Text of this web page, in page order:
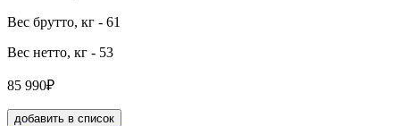
Вес брутто, кг - 61
Вес нетто, кг - 53
85 990₽
добавить в список